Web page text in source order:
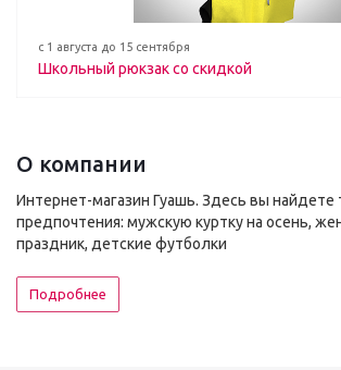
с 1 августа до 15 сентября
Школьный рюкзак со скидкой
О компании
Интернет-магазин Гуашь. Здесь вы найдете
предпочтения: мужскую куртку на осень,
праздник, детские футболки
Подробнее